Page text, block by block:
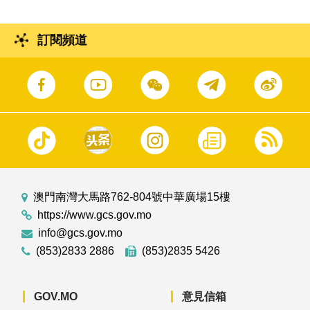
訂閱頻道
澳門南灣大馬路762-804號中華廣場15樓
https://www.gcs.gov.mo
info@gcs.gov.mo
(853)2833 2886
(853)2835 5426
GOV.MO 意見信箱